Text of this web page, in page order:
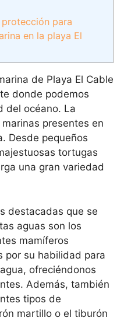
para
en la playa El
de Playa El Cable
donde podemos
del océano. La
presentes en
Desde pequeños
tortugas
una gran variedad
destacadas que se
aguas son los
mamíferos
por su habilidad para
ofreciéndonos
Además, también
tipos de
martillo o el tiburón